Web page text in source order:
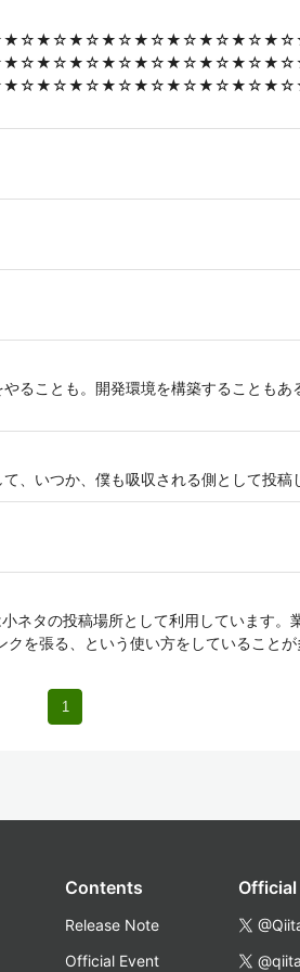
ることも。開発環境を構築することもあ
、いつか、僕も吸収される側として投稿
タの投稿場所として利用しています。
を張る、という使い方をしていること
1
Contents
Release Note
Official Event